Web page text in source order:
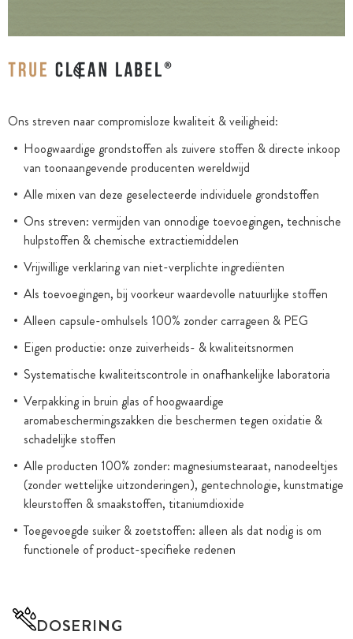
Ons streven naar compromisloze kwaliteit & veiligheid:
Hoogwaardige grondstoffen als zuivere stoffen & directe inkoop
van toonaangevende producenten wereldwijd
Alle mixen van deze geselecteerde individuele grondstoffen
Ons streven: vermijden van onnodige toevoegingen, technische
hulpstoffen & chemische extractiemiddelen
Vrijwillige verklaring van niet-verplichte ingrediënten
Als toevoegingen, bij voorkeur waardevolle natuurlijke stoffen
Alleen capsule-omhulsels 100% zonder carrageen & PEG
Eigen productie: onze zuiverheids- & kwaliteitsnormen
Systematische kwaliteitscontrole in onafhankelijke laboratoria
Verpakking in bruin glas of hoogwaardige
aromabeschermingszakken die beschermen tegen oxidatie &
schadelijke stoffen
Alle producten 100% zonder: magnesiumstearaat, nanodeeltjes
(zonder wettelijke uitzonderingen), gentechnologie, kunstmatige
kleurstoffen & smaakstoffen, titaniumdioxide
Toegevoegde suiker & zoetstoffen: alleen als dat nodig is om
functionele of product-specifieke redenen
DOSERING